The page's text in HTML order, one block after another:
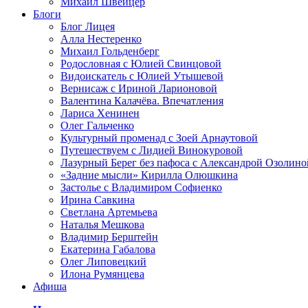
Блоги
Блог Лицея
Алла Нестеренко
Михаил Гольденберг
Родословная с Юлией Свинцовой
Видоискатель с Юлией Утышевой
Вернисаж с Ириной Ларионовой
Валентина Калачёва. Впечатления
Лариса Хенинен
Олег Гальченко
Культурный променад с Зоей Арнаутовой
Путешествуем с Лидией Винокуровой
Лазурный Берег без пафоса с Александрой
«Задние мысли» Кирилла Олюшкина
Застолье с Владимиром Софиенко
Ирина Савкина
Светлана Артемьева
Наталья Мешкова
Владимир Берштейн
Екатерина Габалова
Олег Липовецкий
Илона Румянцева
Афиша